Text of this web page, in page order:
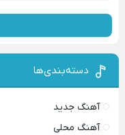
دسته‌بندی‌ها
آهنگ جدید
آهنگ محلی